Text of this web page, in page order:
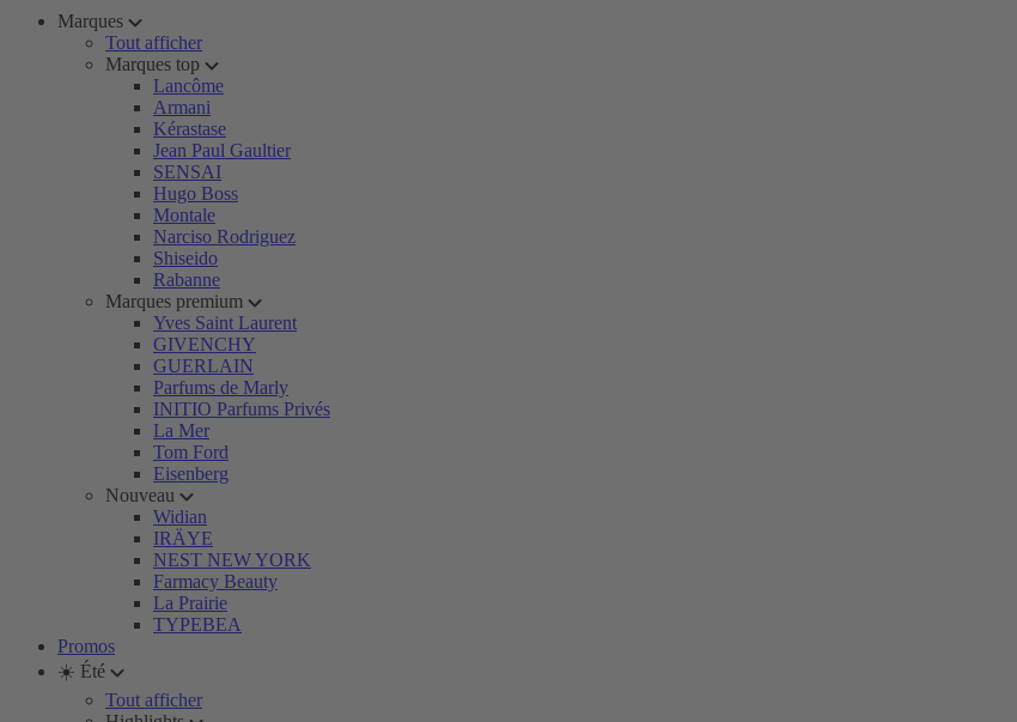
Marques
Tout afficher
Marques top
Lancôme
Armani
Kérastase
Jean Paul Gaultier
SENSAI
Hugo Boss
Montale
Narciso Rodriguez
Shiseido
Rabanne
Marques premium
Yves Saint Laurent
GIVENCHY
GUERLAIN
Parfums de Marly
INITIO Parfums Privés
La Mer
Tom Ford
Eisenberg
Nouveau
Widian
IRÄYE
NEST NEW YORK
Farmacy Beauty
La Prairie
TYPEBEA
Promos
☀️ Été
Tout afficher